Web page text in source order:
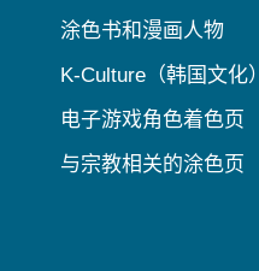
涂色书和漫画人物
K-Culture（韩国文化）
电子游戏角色着色页
与宗教相关的涂色页